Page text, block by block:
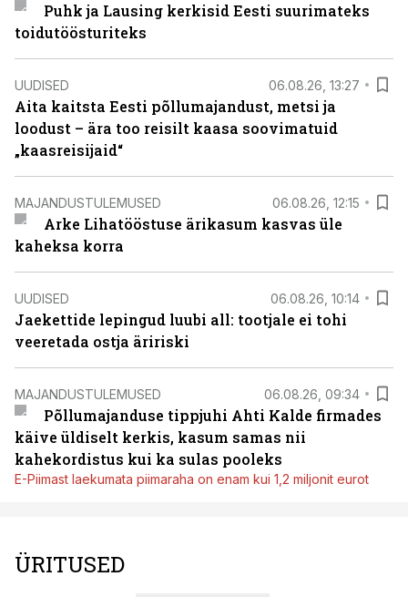
Puhk ja Lausing kerkisid Eesti suurimateks
toidutöösturiteks
UUDISED 06.08.26, 13:27
Aita kaitsta Eesti põllumajandust, metsi ja
loodust – ära too reisilt kaasa soovimatuid
„kaasreisijaid“
MAJANDUSTULEMUSED 06.08.26, 12:15
Arke Lihatööstuse ärikasum kasvas üle
kaheksa korra
UUDISED 06.08.26, 10:14
Jaekettide lepingud luubi all: tootjale ei tohi
veeretada ostja äririski
MAJANDUSTULEMUSED 06.08.26, 09:34
Põllumajanduse tippjuhi Ahti Kalde firmades
käive üldiselt kerkis, kasum samas nii
kahekordistus kui ka sulas pooleks
E-Piimast laekumata piimaraha on enam kui 1,2 miljonit eurot
ÜRITUSED